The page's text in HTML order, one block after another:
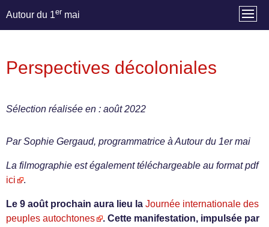
Autour du 1er mai
Perspectives décoloniales
Sélection réalisée en : août 2022
Par Sophie Gergaud, programmatrice à Autour du 1er mai
La filmographie est également téléchargeable au format pdf
ici
.
Le 9 août prochain aura lieu la Journée internationale des
peuples autochtones
. Cette manifestation, impulsée par